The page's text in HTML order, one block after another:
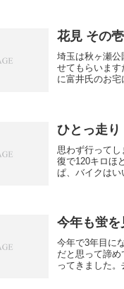
花見 その壱
埼玉は秋ヶ瀬
せてもらいま
に富井氏のお
ひとっ走り
思わず行って
復で120キロほ
ぱ、バイクはい
今年も蛍
今年で3年目に
だと思って諦
ってきました